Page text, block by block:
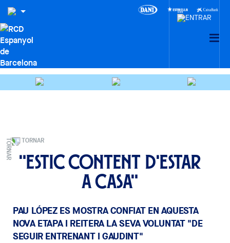
TORNAR
"Estic content d'estar
a casa"
PAU LÓPEZ ES MOSTRA CONFIAT EN AQUESTA
NOVA ETAPA I REITERA LA SEVA VOLUNTAT "DE
SEGUIR ENTRENANT I GAUDINT"